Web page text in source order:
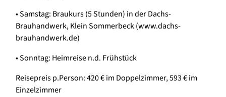
• Samstag: Braukurs (5 Stunden) in der Dachs-
Brauhandwerk, Klein Sommerbeck (www.dachs-
brauhandwerk.de)
• Sonntag: Heimreise n.d. Frühstück
Reisepreis p.Person: 420 € im Doppelzimmer, 593 € im
Einzelzimmer